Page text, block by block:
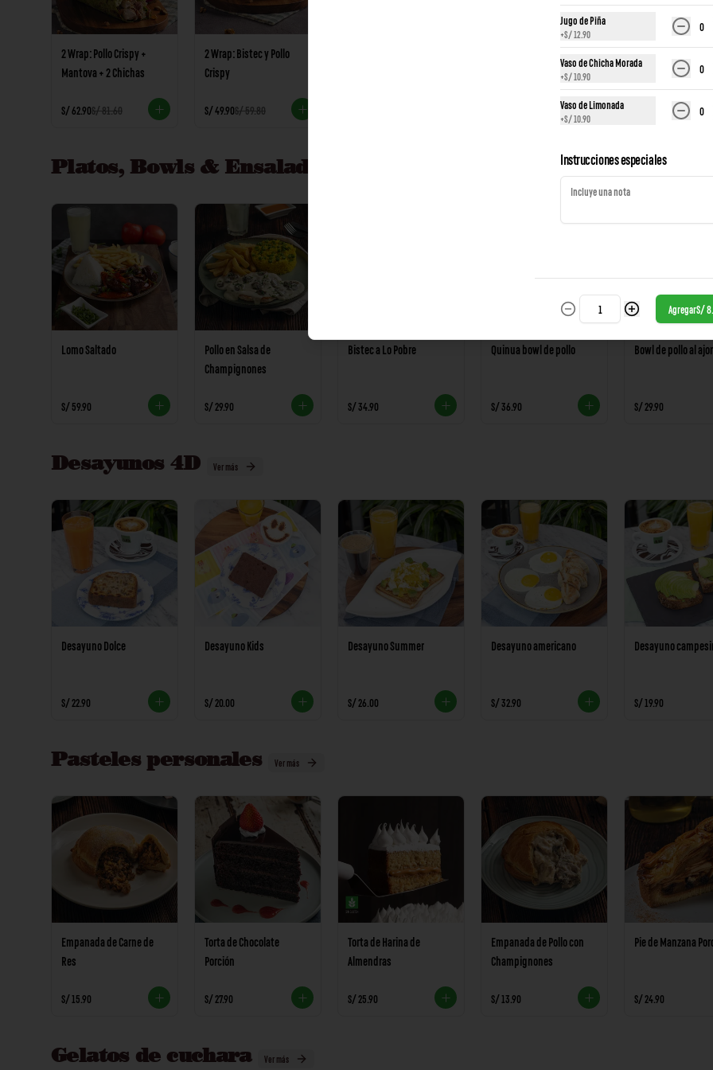
2 Wrap: Pollo Crispy +
Mantova + 2 Chichas
S/ 62.90S/ 81.60
2 Wrap: Bistec y Pollo
Crispy
S/ 49.90S/ 59.80
Pack Dulces Momentos Pack Desayunos
Platos, Bowls & Ensaladas
Lomo Saltado
S/ 59.90
Pollo en Salsa de
Champignones
S/ 29.90
Bistec a Lo Pobre
S/ 34.90
Quinua bowl de pollo
S/ 36.90
Bowl de pollo al
S/ 29.90
Desayunos 4D Ver más
Desayuno Dolce
S/ 22.90
Desayuno Kids
S/ 20.00
Desayuno Summer
S/ 26.00
Desayuno americano
S/ 32.90
Desayuno
S/ 19.90
Pasteles personales Ver más
Empanada de Carne de
Res
S/ 15.90
Torta de Chocolate
Porción
S/ 27.90
Torta de Harina de
Almendras
S/ 25.90
Empanada de Pollo con
Champignones
S/ 13.90
Pie de Manzana
S/ 24.90
Gelatos de cuchara Ver más
Jugo de Piña
+S/ 12.90
0
Vaso de Chicha Morada
+S/ 10.90
0
Vaso de Limonada
+S/ 10.90
0
Instrucciones especiales
AgregarS/